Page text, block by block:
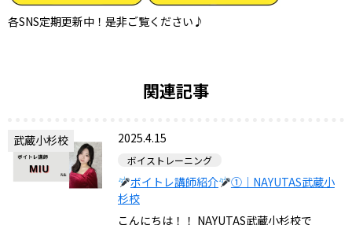
各SNS定期更新中！是非ご覧ください♪
関連記事
武蔵小杉校 2025.4.15
ボイストレーニング
ボイトレ講師紹介
①｜NAYUTAS武蔵小
杉校
こんにちは！！ NAYUTAS武蔵小杉校で